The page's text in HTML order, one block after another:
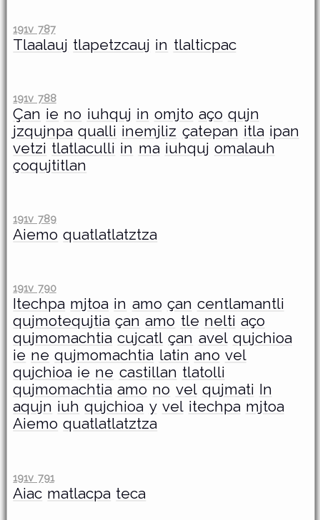
191v 787
Tlaalauj tlapetzcauj in tlalticpac
191v 788
Çan ie no iuhquj in omjto aço qujn
jzqujnpa qualli inemjliz çatepan itla ipan
vetzi tlatlaculli in ma iuhquj omalauh
çoqujtitlan
191v 789
Aiemo quatlatlatztza
191v 790
Itechpa mjtoa in amo çan centlamantli
qujmotequjtia çan amo tle nelti aço
qujmomachtia cujcatl çan avel qujchioa
ie ne qujmomachtia latin ano vel
qujchioa ie ne castillan tlatolli
qujmomachtia amo no vel qujmati In
aqujn iuh qujchioa y vel itechpa mjtoa
Aiemo quatlatlatztza
191v 791
Aiac matlacpa teca